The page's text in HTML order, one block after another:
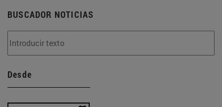
BUSCADOR NOTICIAS
Desde